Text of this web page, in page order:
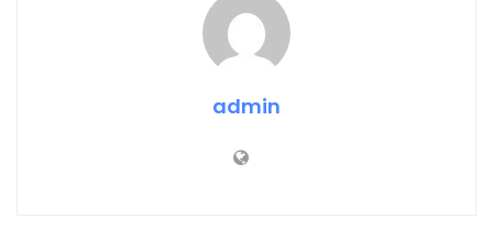
admin